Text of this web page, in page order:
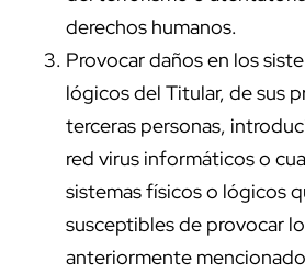
derechos humanos.
Provocar daños en los
lógicos del Titular, de sus
terceras personas,
red virus informáticos o
sistemas físicos o lógicos
susceptibles de provocar
anteriormente